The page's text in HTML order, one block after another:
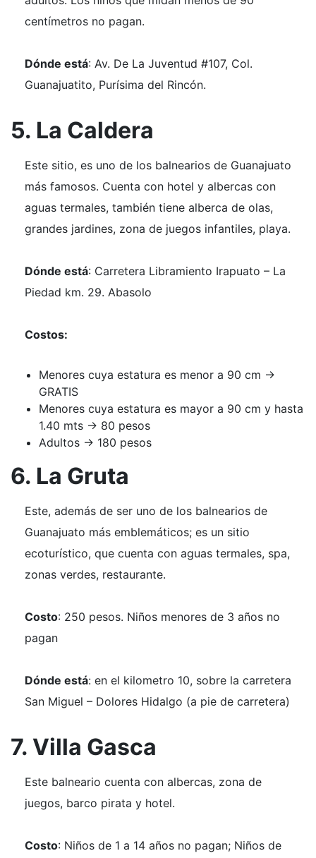
centímetros no pagan.
Dónde está: Av. De La Juventud #107, Col.
Guanajuatito, Purísima del Rincón.
5. La Caldera
Este sitio, es uno de los balnearios de Guanajuato
más famosos. Cuenta con hotel y albercas con
aguas termales, también tiene alberca de olas,
grandes jardines, zona de juegos infantiles, playa.
Dónde está: Carretera Libramiento Irapuato – La
Piedad km. 29. Abasolo
Costos:
Menores cuya estatura es menor a 90 cm →
GRATIS
Menores cuya estatura es mayor a 90 cm y hasta
1.40 mts → 80 pesos
Adultos → 180 pesos
6. La Gruta
Este, además de ser uno de los balnearios de
Guanajuato más emblemáticos; es un sitio
ecoturístico, que cuenta con aguas termales, spa,
zonas verdes, restaurante.
Costo: 250 pesos. Niños menores de 3 años no
pagan
Dónde está: en el kilometro 10, sobre la carretera
San Miguel – Dolores Hidalgo (a pie de carretera)
7. Villa Gasca
Este balneario cuenta con albercas, zona de
juegos, barco pirata y hotel.
Costo: Niños de 1 a 14 años no pagan; Niños de